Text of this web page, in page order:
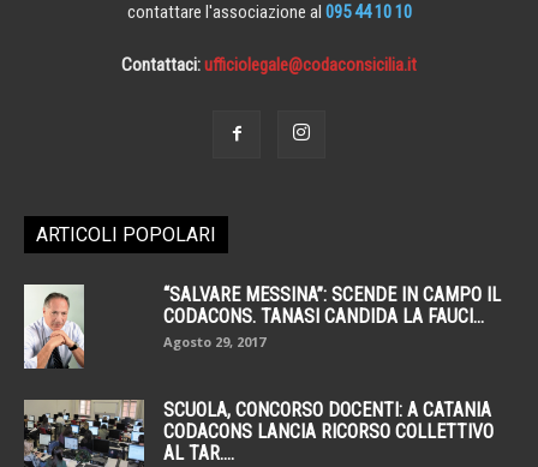
contattare l'associazione al 095 44 10 10
Contattaci:ufficiolegale@codaconsicilia.it
ARTICOLI POPOLARI
“SALVARE MESSINA”: SCENDE IN CAMPO IL
CODACONS. TANASI CANDIDA LA FAUCI...
Agosto 29, 2017
SCUOLA, CONCORSO DOCENTI: A CATANIA
CODACONS LANCIA RICORSO COLLETTIVO
AL TAR....